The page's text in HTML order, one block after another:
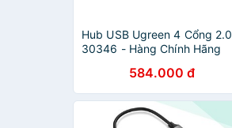
Hub USB Ugreen 4 Cổng 2.0
30346 - Hàng Chính Hãng
584.000 đ